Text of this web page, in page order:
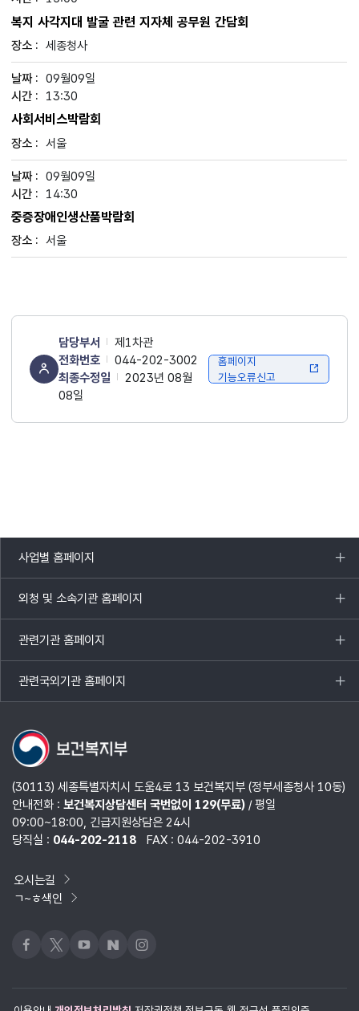
복지 사각지대 발굴 관련 지자체 공무원 간담회
세종청사
09월09일
13:30
사회서비스박람회
서울
09월09일
14:30
중증장애인생산품박람회
서울
담당부서
제1차관
전화번호
044-202-3002
최종수정일
2023년 08월
08일
홈페이지
기능오류신고
사업별 홈페이지
목록
열기
외청 및 소속기관 홈페이지
목록
열기
관련기관 홈페이지
목록
열기
관련국외기관 홈페이지
목록
열기
(30113) 세종특별자치시 도움4로 13 보건복지부 (정부세종청사 10동)
안내전화 : 보건복지상담센터 국번없이 129(무료)/ 평일
09:00~18:00, 긴급지원상담은 24시
당직실 : 044-202-2118 FAX : 044-202-3910
오시는길
ㄱ~ㅎ색인
페이스북
x 유튜브네이버블로그
인스타그램